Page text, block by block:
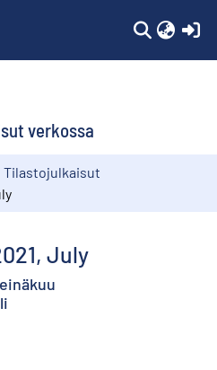
verkossa
Tilastojulkaisut
July